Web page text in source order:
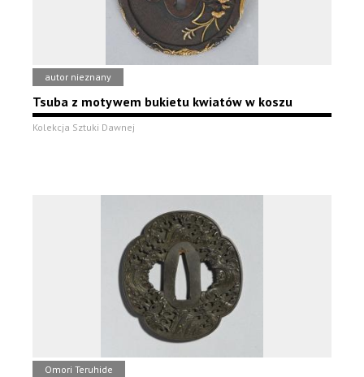
autor nieznany
Tsuba z motywem bukietu kwiatów w koszu
Kolekcja Sztuki Dawnej
Omori Teruhide